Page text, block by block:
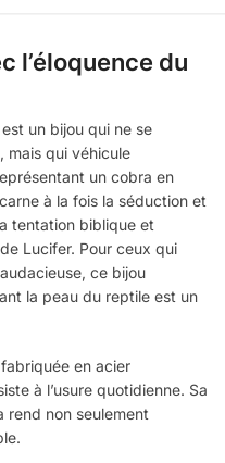
l’éloquence du
est un bijou qui ne se
mais qui véhicule
un cobra en
à la fois la séduction et
tentation biblique et
Lucifer. Pour ceux qui
ce bijou
la peau du reptile est un
en acier
à l’usure quotidienne. Sa
rend non seulement